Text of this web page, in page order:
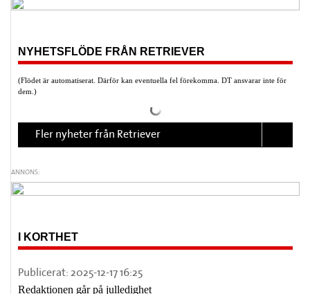
NYHETSFLÖDE FRÅN RETRIEVER
(Flödet är automatiserat. Därför kan eventuella fel förekomma. DT ansvarar inte för
dem.)
Fler nyheter från Retriever
ANNONS:
I KORTHET
Publicerat: 2025-12-17 16:25
Redaktionen går på julledighet